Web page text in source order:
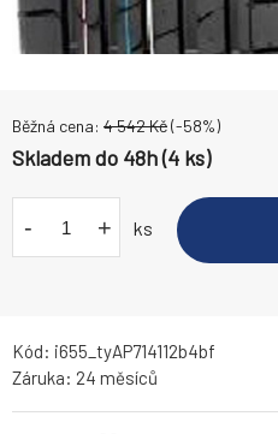
Běžná cena: 4 542Kč(-58%)
Skladem do 48h (4 ks)
- + ks
Kód: i655_tyAP714112b4bf
Záruka: 24 měsíců